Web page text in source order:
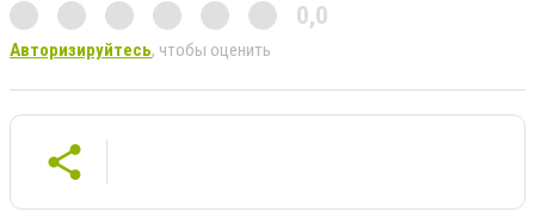
0,0
Авторизируйтесь, чтобы оценить